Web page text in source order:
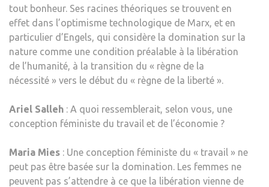
tout bonheur. Ses racines théoriques se trouvent en
effet dans l’optimisme technologique de Marx, et en
particulier d’Engels, qui considère la domination sur la
nature comme une condition préalable à la libération
de l’humanité, à la transition du « règne de la
nécessité » vers le début du « règne de la liberté ».
Ariel Salleh : A quoi ressemblerait, selon vous, une
conception féministe du travail et de l’économie ?
Maria Mies : Une conception féministe du « travail » ne
peut pas être basée sur la domination. Les femmes ne
peuvent pas s’attendre à ce que la libération vienne de